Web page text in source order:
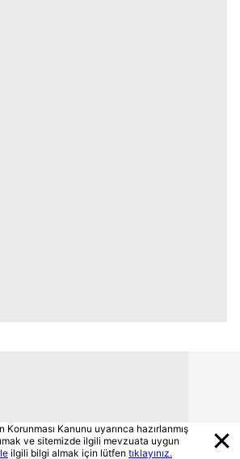
Korunması Kanunu uyarınca hazırlanmış
ve sitemizde ilgili mevzuata uygun
ilgili bilgi almak için lütfen tıklayınız.